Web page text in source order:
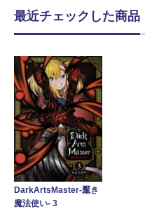
最近チェックした商品
DarkArtsMaster-黶き
魔法使い- 3